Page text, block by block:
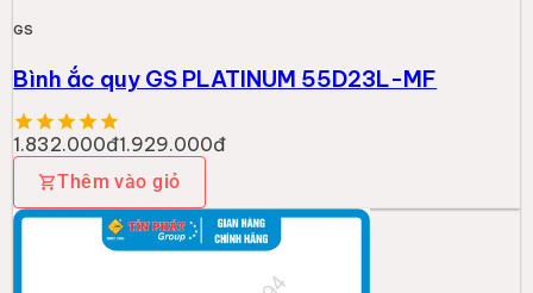
GS
Bình ắc quy GS PLATINUM 55D23L-MF
1.832.000đ1.929.000đ
Thêm vào giỏ